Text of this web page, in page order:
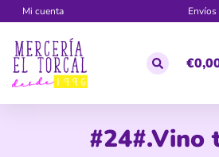
Mi cuenta
€
#24#.Vino